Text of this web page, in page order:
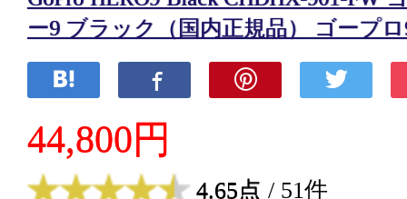
ー9 ブラック（国内正規品） ゴープロ
44,800円
4.65点 / 51件